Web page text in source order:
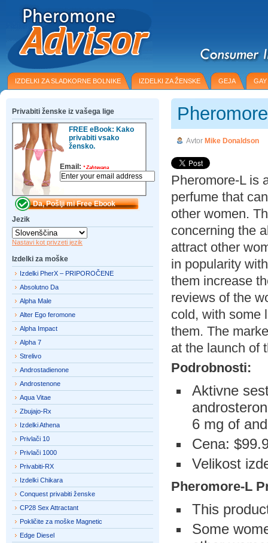
IZDELKI ZA SLADKORNE BOLNIKE IZDELKI ZA ŽENSKE GEJA
Avtor Mike Donaldson
Pheromore-L is
perfume that
other women.
concerning the
attract other
in popularity
them increase
reviews of the
cold, with some
them. The
at the launch of
Podrobnosti:
Aktivne
6 mg of
Cena:
Velikost
Pheromore-L
This
Some
Privabiti ženske iz vašega lige
FREE eBook: Kako
privabiti vsako
žensko.
Email: *Zahtevana
Jezik
Nastavi kot privzeti jezik
Izdelki za moške
Izdelki PherX – PRIPOROČENE
Absolutno Da
Alpha Male
Alter Ego feromone
Alpha Impact
Alpha 7
Strelivo
Androstadienone
Androstenone
Aqua Vitae
Zbujajo-Rx
Izdelki Athena
Privlači 10
Privlači 1000
Privabiti-RX
Izdelki Chikara
Conquest privabiti ženske
CP28 Sex Attractant
Pokličite za moške Magnetic
Edge Diesel